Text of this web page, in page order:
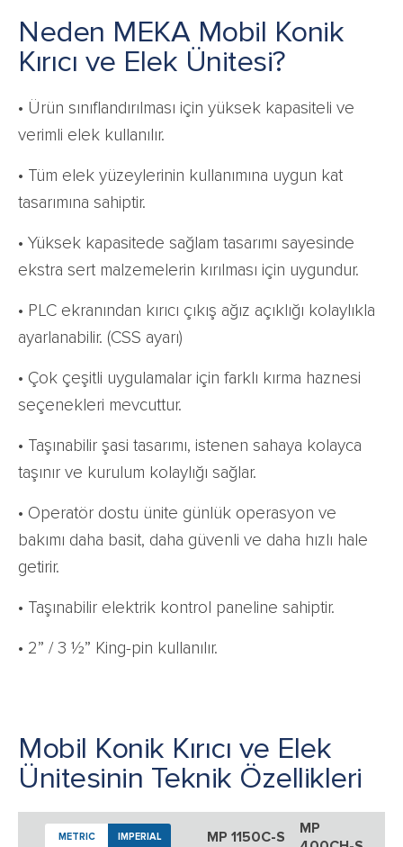
Neden MEKA Mobil Konik
Kırıcı ve Elek Ünitesi?
• Ürün sınıflandırılması için yüksek kapasiteli ve
verimli elek kullanılır.
• Tüm elek yüzeylerinin kullanımına uygun kat
tasarımına sahiptir.
• Yüksek kapasitede sağlam tasarımı sayesinde
ekstra sert malzemelerin kırılması için uygundur.
• PLC ekranından kırıcı çıkış ağız açıklığı kolaylıkla
ayarlanabilir. (CSS ayarı)
• Çok çeşitli uygulamalar için farklı kırma haznesi
seçenekleri mevcuttur.
• Taşınabilir şasi tasarımı, istenen sahaya kolayca
taşınır ve kurulum kolaylığı sağlar.
• Operatör dostu ünite günlük operasyon ve
bakımı daha basit, daha güvenli ve daha hızlı hale
getirir.
• Taşınabilir elektrik kontrol paneline sahiptir.
• 2” / 3 ½” King-pin kullanılır.
Mobil Konik Kırıcı ve Elek
Ünitesinin Teknik Özellikleri
METRIC IMPERIAL MP 1150C-S
MP